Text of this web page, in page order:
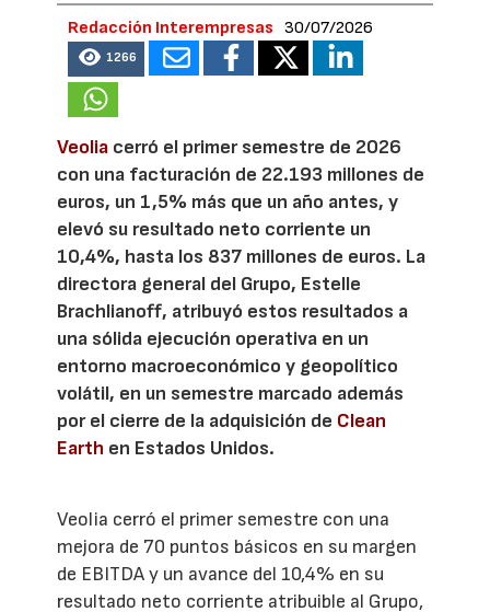
Redacción Interempresas 30/07/2026
1266
Veolia cerró el primer semestre de 2026
con una facturación de 22.193 millones de
euros, un 1,5% más que un año antes, y
elevó su resultado neto corriente un
10,4%, hasta los 837 millones de euros. La
directora general del Grupo, Estelle
Brachlianoff, atribuyó estos resultados a
una sólida ejecución operativa en un
entorno macroeconómico y geopolítico
volátil, en un semestre marcado además
por el cierre de la adquisición de Clean
Earth en Estados Unidos.
Veolia cerró el primer semestre con una
mejora de 70 puntos básicos en su margen
de EBITDA y un avance del 10,4% en su
resultado neto corriente atribuible al Grupo,